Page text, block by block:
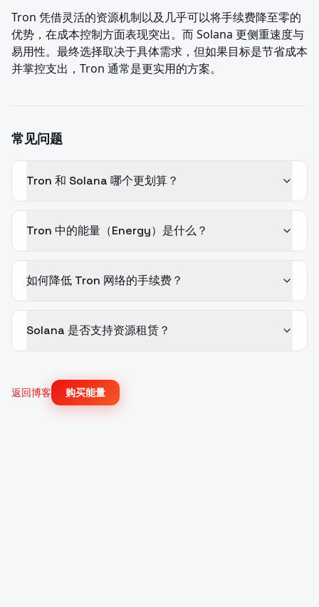
Tron 凭借灵活的资源机制以及几乎可以将手续费降至零的
优势，在成本控制方面表现突出。而 Solana 更侧重速度与
易用性。最终选择取决于具体需求，但如果目标是节省成本
并掌控支出，Tron 通常是更实用的方案。
常见问题
Tron 和 Solana 哪个更划算？
Tron 中的能量（Energy）是什么？
如何降低 Tron 网络的手续费？
Solana 是否支持资源租赁？
返回博客 购买能量